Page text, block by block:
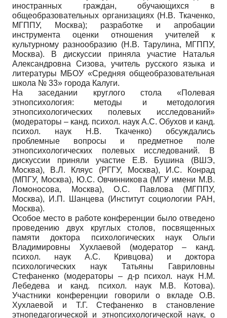
иностранных граждан, обучающихся в
общеобразовательных организациях (Н.В. Ткаченко,
МГППУ, Москва); разработке и апробации
инструмента оценки отношения учителей к
культурному разнообразию (Н.В. Тарулина, МГППУ,
Москва). В дискуссии приняла участие Наталья
Александровна Сизова, учитель русского языка и
литературы МБОУ «Средняя общеобразовательная
школа № 33» города Калуги.
На заседании круглого стола «Полевая
этнопсихология: методы и методология
этнопсихологических полевых исследований»
(модераторы – канд. психол. наук А.С. Обухов и канд.
психол. наук Н.В. Ткаченко) обсуждались
проблемные вопросы и предметное поле
этнопсихологических полевых исследований. В
дискуссии приняли участие Е.В. Бушина (ВШЭ,
Москва), В.Л. Кляус (РГГУ, Москва), И.С. Конрад
(МПГУ, Москва), Ю.С. Овчинникова (МГУ имени М.В.
Ломоносова, Москва), О.С. Павлова (МГППУ,
Москва), И.П. Шанцева (Институт социологии РАН,
Москва).
Особое место в работе конференции было отведено
проведению двух круглых столов, посвященных
памяти доктора психологических наук Ольги
Владимировны Хухлаевой (модератор – канд.
психол. наук А.С. Кривцова) и доктора
психологических наук Татьяны Гавриловны
Стефаненко (модераторы – д-р психол. наук Н.М.
Лебедева и канд. психол. наук М.В. Котова).
Участники конференции говорили о вкладе О.В.
Хухлаевой и Т.Г. Стефаненко в становление
этнопедагогической и этнопсихологической наук, о